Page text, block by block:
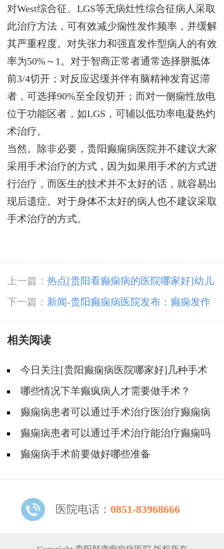
对West综合征、LGS等无病灶性综合征病人采取
此治疗方法，可有效减少痫性发作频率，并缓解
其严重程度。对失张力和强直发作型病人的有效
率为50%～1。对于智商正常者通常选择胼胝体
前3/4切开；对反应迟缓并伴有脑精神发育迟滞
者，可选择90%至全段切开；而对一侧痫性放电
位于功能区者，如LGS，可辅以低功率电凝热灼
术治疗。
当然。除非必要，贵阳癫痫病医院并不建议大家
采用手术治疗的方式，因为如果用手术的方式进
行治疗，而医生的技术并不太好的话，就容易出
现后遗症。对于身体不太好的病人也不建议采取
手术治疗的方式。
上一篇： 热点[贵阳看癫痫病的医院哪家好]幼儿
癫痫发作起来都有什么症状呢？
下一篇： 新闻-贵阳癫痫病医院发布：癫痫发作
间隔越来越短是怎么回事？
相关阅读
今日关注[贵阳癫痫病医院哪家好]几种手术
治疗癫痫的方法
哪些情况下羊癫疯病人才需要做手术？
癫痫病患者可以通过手术治疗医治疗癫痫病
吗
癫痫病患者可以通过手术治疗能治疗癫痫吗
癫痫病手术前要做好哪些准备
医院电话： 0851-83968666